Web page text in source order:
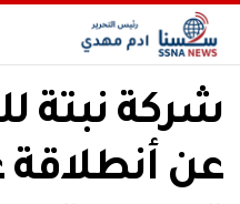
شركة نبتة
عن أنطلاقة